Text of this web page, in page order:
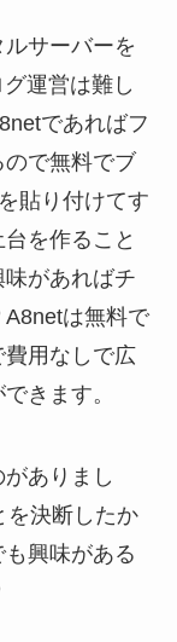
サーバーを
運営は難し
であればフ
で無料でブ
貼り付けてす
を作ること
があればチ
は無料で
用なしで広
きます。
ありまし
を決断したか
興味がある